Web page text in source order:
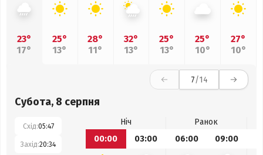
23°
17°
25°
13°
28°
11°
32°
13°
25°
13°
25°
10°
27°
10°
7/14
Субота, 8 серпня
Схід:05:47
Захід:20:34
Ніч
Ранок
00:00
03:00 06:00 09:00